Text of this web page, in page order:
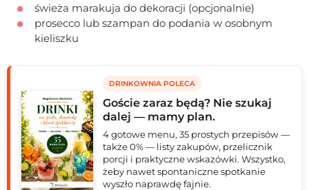
świeża marakuja do dekoracji (opcjonalnie)
prosecco lub szampan do podania w osobnym
kieliszku
DRINKOWNIA POLECA
Goście zaraz będą? Nie szukaj
dalej — mamy plan.
4 gotowe menu, 35 prostych przepisów —
także 0% — listy zakupów, przelicznik
porcji i praktyczne wskazówki. Wszystko,
żeby nawet spontaniczne spotkanie
wyszło naprawdę fajnie.